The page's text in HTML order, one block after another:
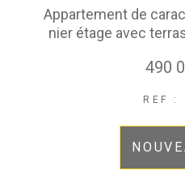
Appartement de
nier étage avec
490
REF :